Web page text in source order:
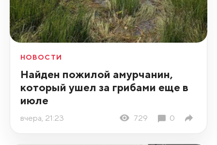
НОВОСТИ
Найден пожилой амурчанин,
который ушел за грибами еще в
июле
вчера, 21:23 729 0